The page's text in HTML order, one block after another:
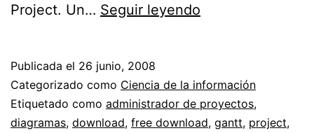
Project. Un… Seguir leyendo
Gantt
Publicada el 26 junio, 2008
Categorizado como Ciencia de la información
Etiquetado como administrador de proyectos,
diagramas, download, free download, gantt, project,